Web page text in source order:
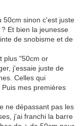
50cm sinon c'est juste
Et bien la jeunesse
de snobisme et de
plus "50cm or
j'essaie juste de
Celles qui
mes premières
ne dépassant pas les
j'ai franchi la barre